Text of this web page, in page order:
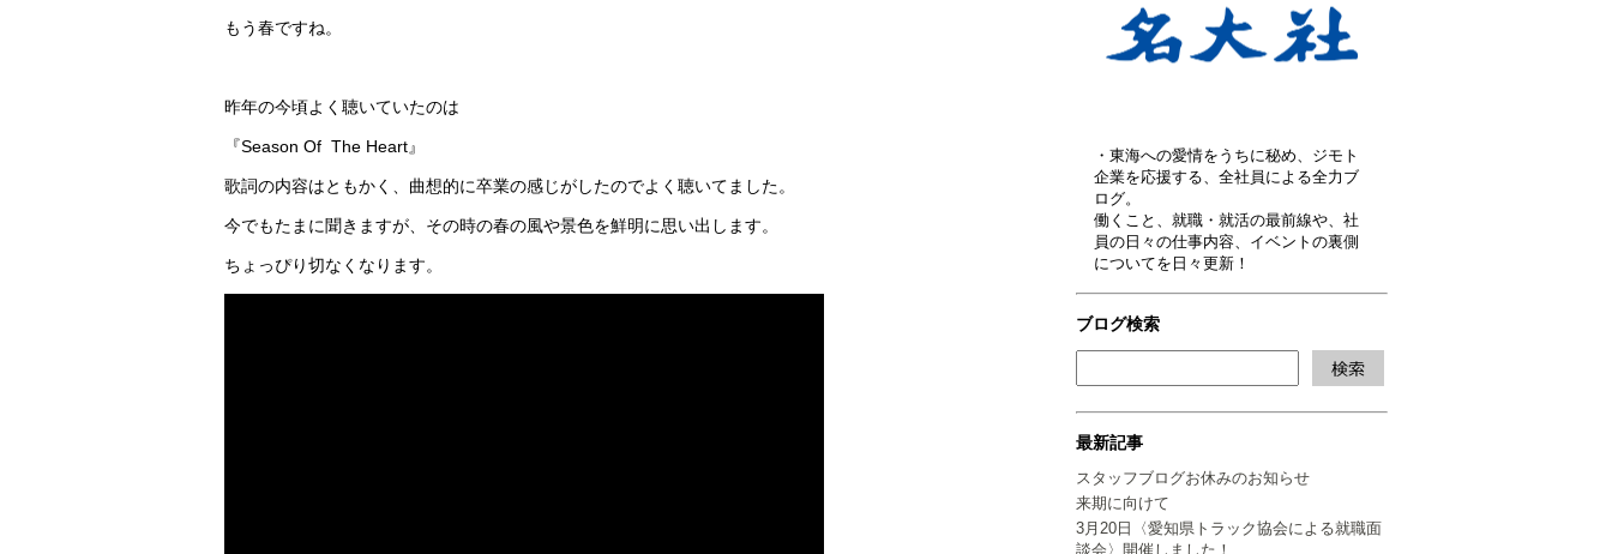
・東海への愛情をうちに秘め、ジモト
企業を応援する、全社員による全力ブ
ログ。
働くこと、就職・就活の最前線や、社
員の日々の仕事内容、イベントの裏側
についてを日々更新！
ブログ検索
最新記事
スタッフブログお休みのお知らせ
来期に向けて
3月20日〈愛知県トラック協会による就職面
談会〉開催しました！
もう春ですね。
昨年の今頃よく聴いていたのは
『Season Of The Heart』
歌詞の内容はともかく、曲想的に卒業の感じがしたのでよく聴いてました。
今でもたまに聞きますが、その時の春の風や景色を鮮明に思い出します。
ちょっぴり切なくなります。